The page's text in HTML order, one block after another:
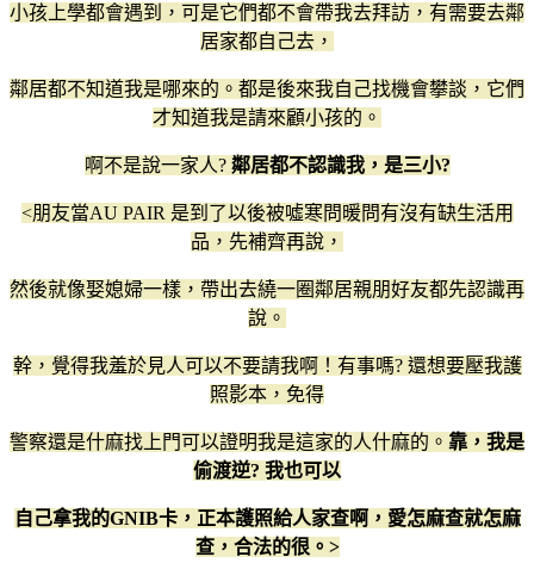
小孩上學都會遇到，可是它們都不會帶我去拜訪，有需要去鄰
居家都自己去，
鄰居都不知道我是哪來的。都是後來我自己找機會攀談，它們
才知道我是請來顧小孩的。
啊不是說一家人?鄰居都不認識我，是三小?
<朋友當AU PAIR 是到了以後被噓寒問暖問有沒有缺生活用
品，先補齊再說，
然後就像娶媳婦一樣，帶出去繞一圈鄰居親朋好友都先認識再
說。
幹，覺得我羞於見人可以不要請我啊！有事嗎? 還想要壓我護
照影本，免得
警察還是什麻找上門可以證明我是這家的人什麻的。 靠，我是
偷渡逆? 我也可以
自己拿我的GNIB卡，正本護照給人家查啊，愛怎麻查就怎麻
查，合法的很。>